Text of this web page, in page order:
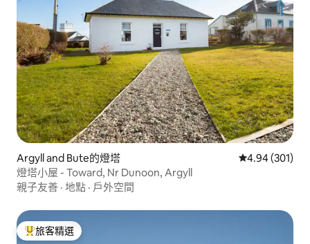
Argyll and Bute的燈塔 從 301 則評價
4.94 (301)
燈塔小屋 - Toward, Nr Dunoon, Argyll
親子友善 · 地點 · 戶外空間
旅客精選榜首
旅客精選